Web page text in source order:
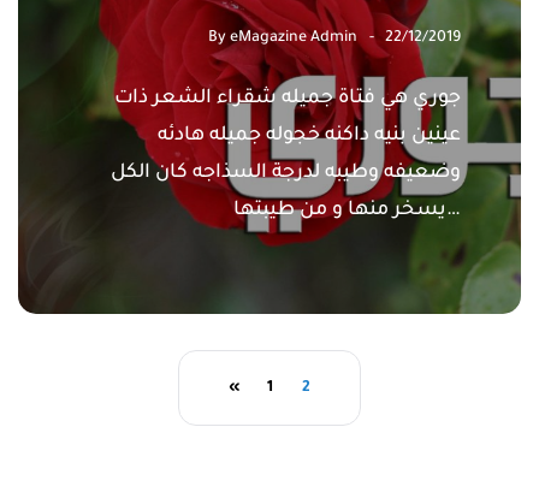
By eMagazine Admin 22/12/2019
جوري هي فتاة جميله شقراء الشعر ذات
عينين بنيه داكنه خجوله جميله هادئه
وضعيفه وطيبه لدرجة السذاجه كان الكل
يسخر منها و من طيبتها…
« 1 2